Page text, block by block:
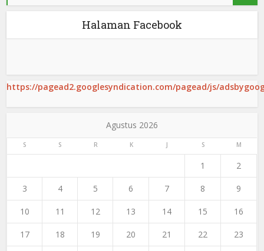
Halaman Facebook
https://pagead2.googlesyndication.com/pagead/js/
Agustus 2026
S S R K J S M
1 2
3 4 5 6 7 8 9
10 11 12 13 14 15 16
17 18 19 20 21 22 23